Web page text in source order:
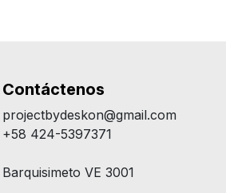
Contáctenos
projectbydeskon@gmail.com
+58 424-5397371
Barquisimeto VE 3001